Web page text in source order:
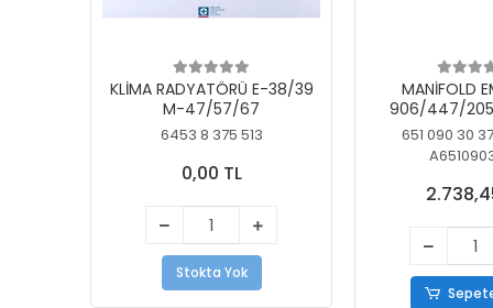
KLİMA RADYATÖRÜ E-38/39
M-47/57/67
6453 8 375 513
0,00 TL
Stokta Yok
MANİFOLD
906/447/
651 090 30